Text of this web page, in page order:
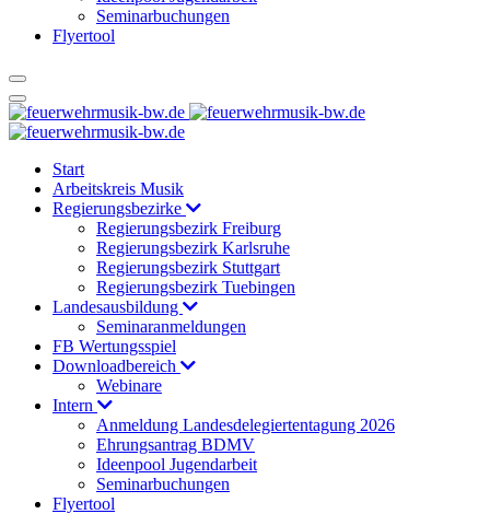
Seminarbuchungen
Flyertool
Start
Arbeitskreis Musik
Regierungsbezirke
Regierungsbezirk Freiburg
Regierungsbezirk Karlsruhe
Regierungsbezirk Stuttgart
Regierungsbezirk Tuebingen
Landesausbildung
Seminaranmeldungen
FB Wertungsspiel
Downloadbereich
Webinare
Intern
Anmeldung Landesdelegiertentagung 2026
Ehrungsantrag BDMV
Ideenpool Jugendarbeit
Seminarbuchungen
Flyertool